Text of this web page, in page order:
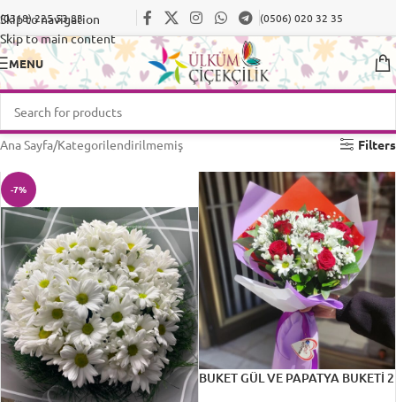
Skip to navigation
Skip to main content
(0318) 225 53 83 (0506) 020 32 35
MENU
Ana Sayfa Kategorilendirilmemiş Filters
-7%
BUKET GÜL VE PAPATYA BUKETİ 2